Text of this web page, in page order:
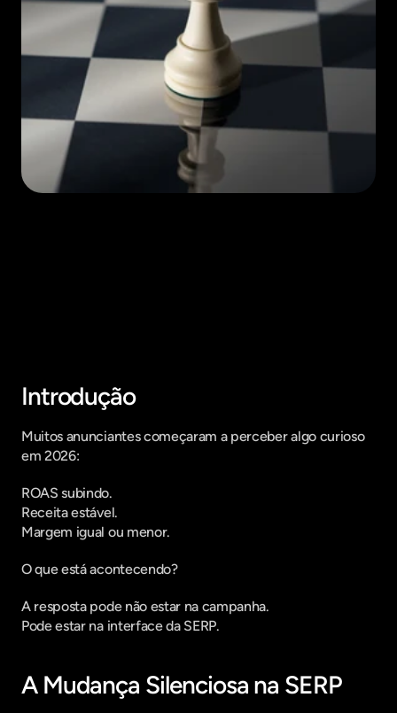
Introdução
Muitos anunciantes começaram a perceber algo curioso
em 2026:
ROAS subindo.
Receita estável.
Margem igual ou menor.
O que está acontecendo?
A resposta pode não estar na campanha.
Pode estar na interface da SERP.
A Mudança Silenciosa na SERP